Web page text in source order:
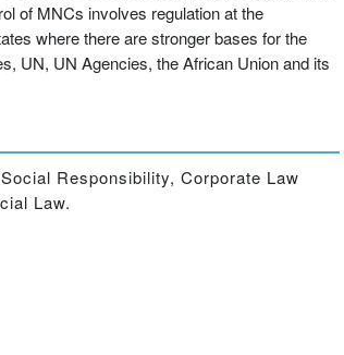
of MNCs involves regulation at the
where there are stronger bases for the
UN, UN Agencies, the African Union and its
Responsibility, Corporate Law
Law.